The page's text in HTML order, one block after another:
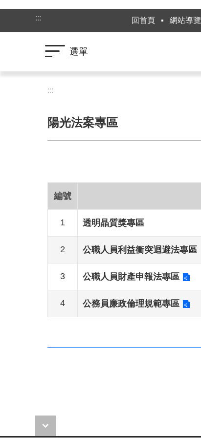
跳到主要內容區塊
:::
回首頁 網站導覽
選單
:::
陽光法案專區
編號
1 透明晶質獎專區
2 公職人員利益衝突迴避法專區
3 公職人員財產申報法專區
4 公務員廉政倫理規範專區